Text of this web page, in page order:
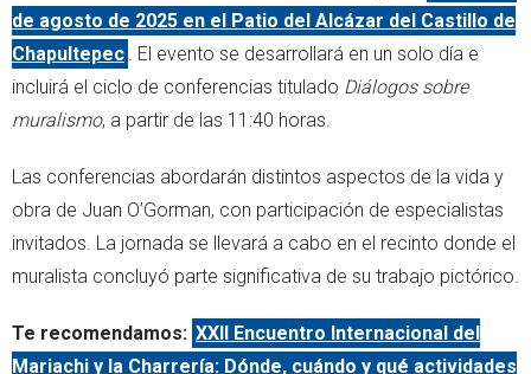
de agosto de 2025 en el Patio del Alcázar del Castillo de
Chapultepec
. El evento se desarrollará en un solo día e
incluirá el ciclo de conferencias titulado Diálogos sobre
muralismo, a partir de las 11:40 horas.
Las conferencias abordarán distintos aspectos de la vida y
obra de Juan O’Gorman, con participación de especialistas
invitados. La jornada se llevará a cabo en el recinto donde el
muralista concluyó parte significativa de su trabajo pictórico.
Te recomendamos: XXII Encuentro Internacional del
Mariachi y la Charrería: Dónde, cuándo y qué actividades